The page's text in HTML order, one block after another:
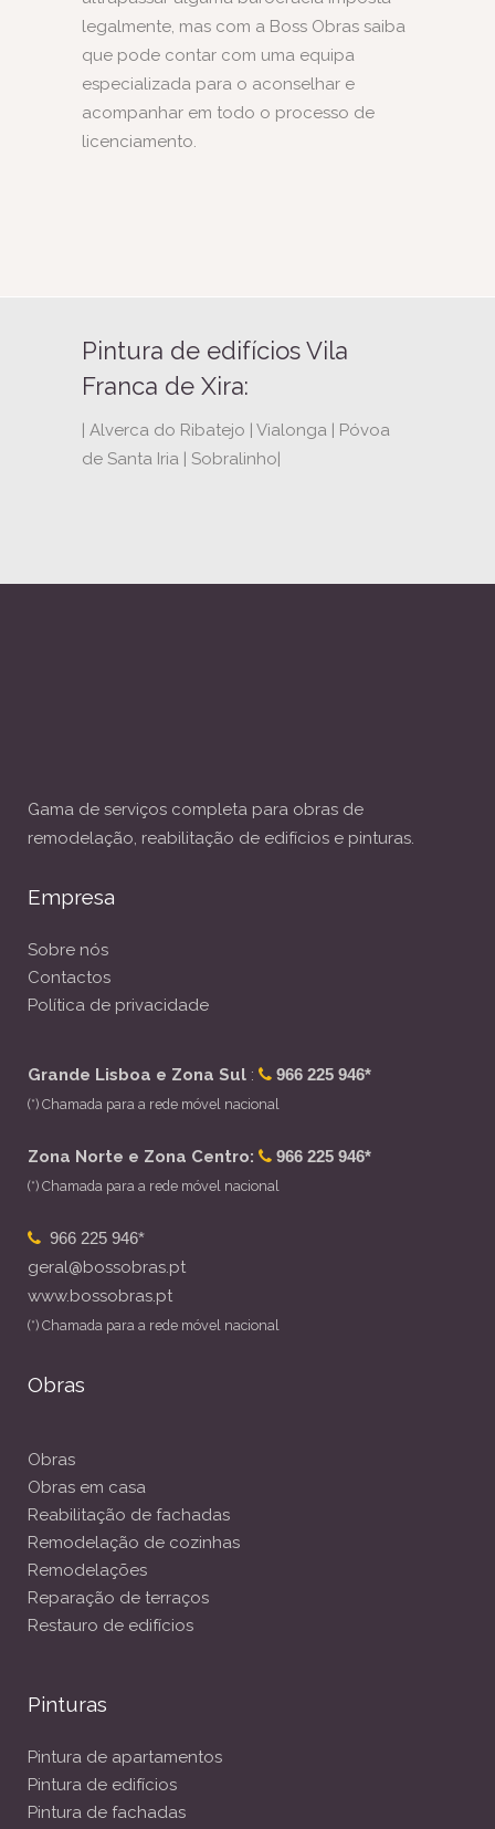
legalmente, mas com a Boss Obras saiba
que pode contar com uma equipa
especializada para o aconselhar e
acompanhar em todo o processo de
licenciamento.
Pintura de edifícios Vila
Franca de Xira:
| Alverca do Ribatejo | Vialonga | Póvoa
de Santa Iria | Sobralinho|
Gama de serviços completa para obras de
remodelação, reabilitação de edifícios e pinturas.
Empresa
Sobre nós
Contactos
Política de privacidade
Grande Lisboa e Zona Sul : 966 225 946*
(*) Chamada para a rede móvel nacional
Zona Norte e Zona Centro: 966 225 946*
(*) Chamada para a rede móvel nacional
966 225 946*
geral@bossobras.pt
www.bossobras.pt
(*) Chamada para a rede móvel nacional
Obras
Obras
Obras em casa
Reabilitação de fachadas
Remodelação de cozinhas
Remodelações
Reparação de terraços
Restauro de edifícios
Pinturas
Pintura de apartamentos
Pintura de edifícios
Pintura de fachadas